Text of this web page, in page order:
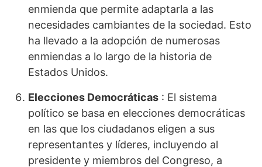
enmienda que permite adaptarla a las
necesidades cambiantes de la sociedad. Esto
ha llevado a la adopción de numerosas
enmiendas a lo largo de la historia de
Estados Unidos.
Elecciones Democráticas : El sistema
político se basa en elecciones democráticas
en las que los ciudadanos eligen a sus
representantes y líderes, incluyendo al
presidente y miembros del Congreso, a